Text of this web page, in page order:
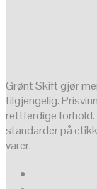
Grønt Skift gjør
tilgjengelig.
rettferdige
standarder på
varer.